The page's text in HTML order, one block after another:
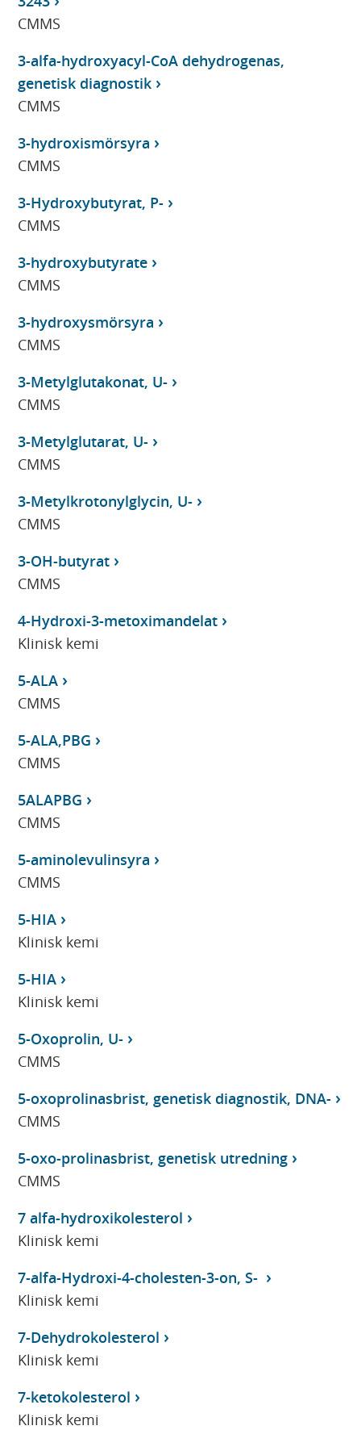
CMMS
3-alfa-hydroxyacyl-CoA dehydrogenas,
genetisk diagnostik
CMMS
3-hydroxismörsyra
CMMS
3-Hydroxybutyrat, P-
CMMS
3-hydroxybutyrate
CMMS
3-hydroxysmörsyra
CMMS
3-Metylglutakonat, U-
CMMS
3-Metylglutarat, U-
CMMS
3-Metylkrotonylglycin, U-
CMMS
3-OH-butyrat
CMMS
4-Hydroxi-3-metoximandelat
Klinisk kemi
5-ALA
CMMS
5-ALA,PBG
CMMS
5ALAPBG
CMMS
5-aminolevulinsyra
CMMS
5-HIA
Klinisk kemi
5-HIA
Klinisk kemi
5-Oxoprolin, U-
CMMS
5-oxoprolinasbrist, genetisk diagnostik, DNA-
CMMS
5-oxo-prolinasbrist, genetisk utredning
CMMS
7 alfa-hydroxikolesterol
Klinisk kemi
7-alfa-Hydroxi-4-cholesten-3-on, S-
Klinisk kemi
7-Dehydrokolesterol
Klinisk kemi
7-ketokolesterol
Klinisk kemi